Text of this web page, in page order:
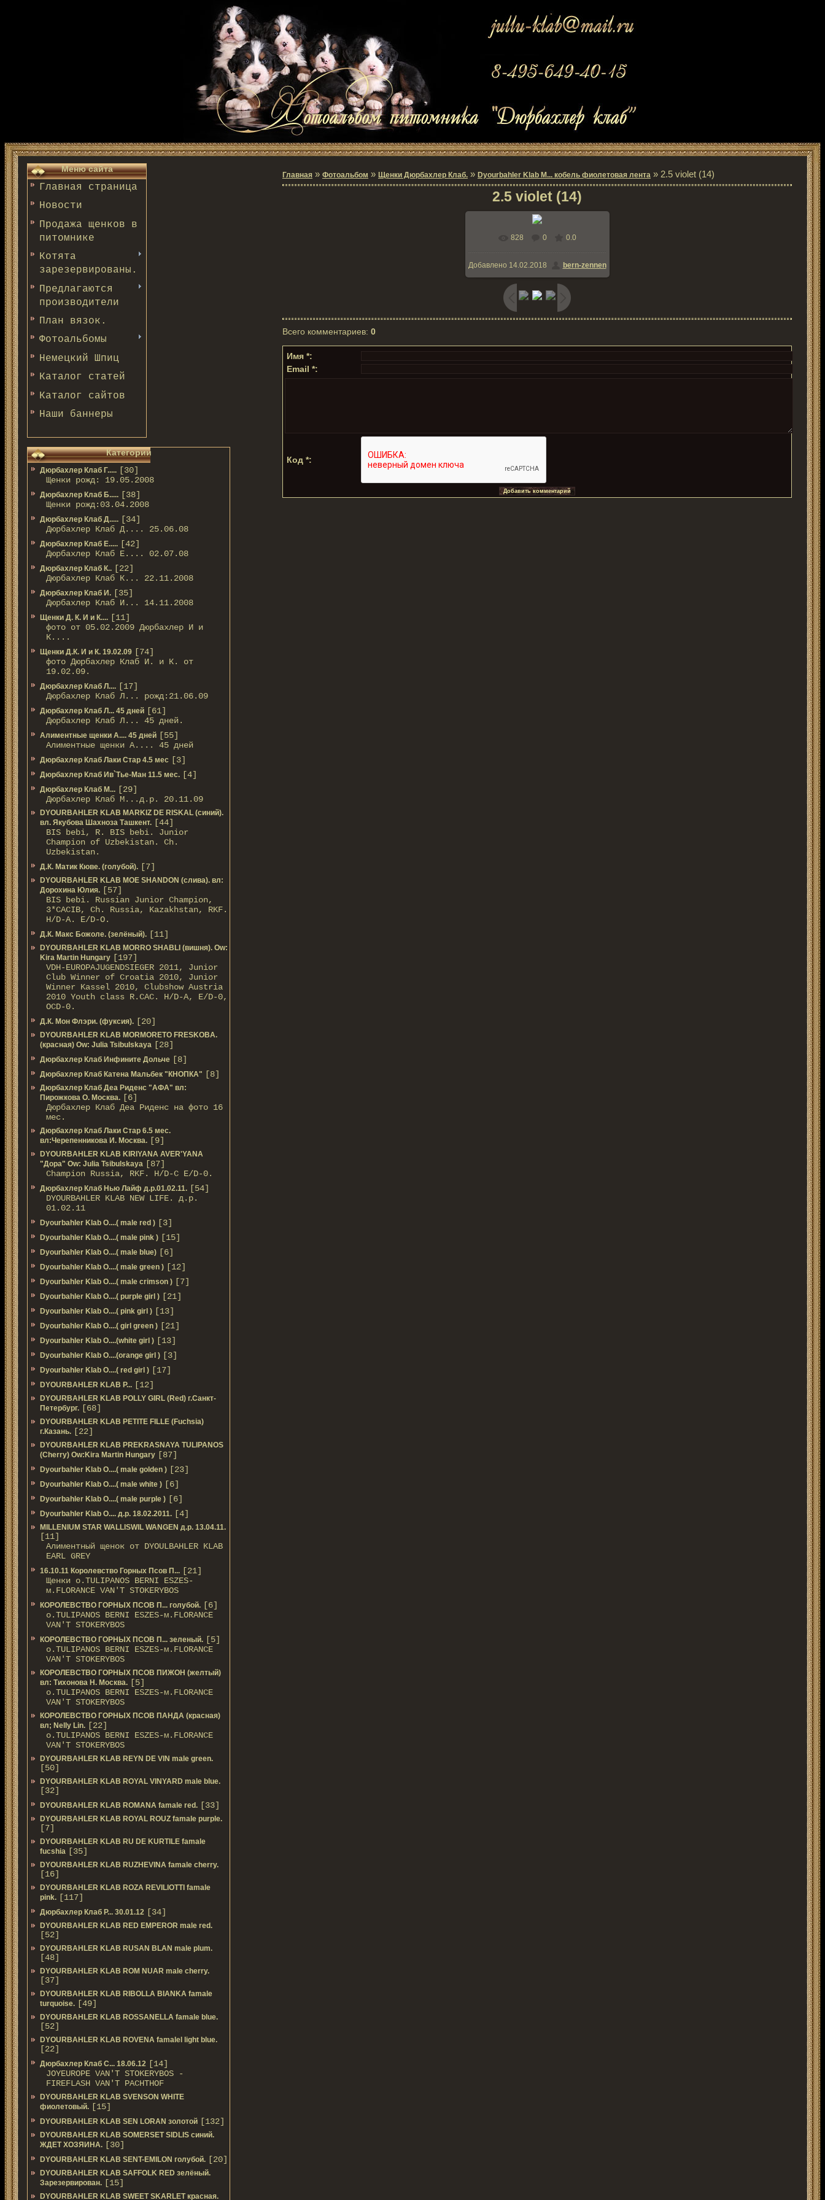
Меню сайта
Главная страница
Новости
Продажа щенков в
питомнике
Котята
зарезервированы.
Предлагаются
производители
План вязок.
Фотоальбомы
Немецкий Шпиц
Каталог статей
Каталог сайтов
Наши баннеры
Категории
Дюрбахлер Клаб Г..... [30]
Щенки рожд: 19.05.2008
Дюрбахлер Клаб Б..... [38]
Щенки рожд:03.04.2008
Дюрбахлер Клаб Д..... [34]
Дюрбахлер Клаб Д.... 25.06.08
Дюрбахлер Клаб Е..... [42]
Дюрбахлер Клаб Е.... 02.07.08
Дюрбахлер Клаб К.. [22]
Дюрбахлер Клаб К... 22.11.2008
Дюрбахлер Клаб И. [35]
Дюрбахлер Клаб И... 14.11.2008
Щенки Д. К. И и К.... [11]
фото от 05.02.2009 Дюрбахлер И и
К....
Щенки Д.К. И и К. 19.02.09 [74]
фото Дюрбахлер Клаб И. и К. от
19.02.09.
Дюрбахлер Клаб Л.... [17]
Дюрбахлер Клаб Л... рожд:21.06.09
Дюрбахлер Клаб Л... 45 дней [61]
Дюрбахлер Клаб Л... 45 дней.
Алиментные щенки А.... 45 дней [55]
Алиментные щенки А.... 45 дней
Дюрбахлер Клаб Лаки Стар 4.5 мес [3]
Дюрбахлер Клаб Ив`Тье-Ман 11.5 мес. [4]
Дюрбахлер Клаб М... [29]
Дюрбахлер Клаб М...д.р. 20.11.09
DYOURBAHLER KLAB MARKIZ DE RISKAL (синий).
вл. Якубова Шахноза Ташкент. [44]
BIS bebi, R. BIS bebi. Junior
Champion of Uzbekistan. Ch.
Uzbekistan.
Д.К. Матик Кюве. (голубой). [7]
DYOURBAHLER KLAB MOE SHANDON (слива). вл:
Дорохина Юлия. [57]
BIS bebi. Russian Junior Champion,
3*САСIB, Ch. Russia, Kazakhstan, RKF.
Н/D-A. E/D-O.
Д.К. Макс Божоле. (зелёный). [11]
DYOURBAHLER KLAB MORRO SHABLI (вишня). Ow:
Kira Martin Hungary [197]
VDH-EUROPAJUGENDSIEGER 2011, Junior
Club Winner of Croatia 2010, Junior
Winner Kassel 2010, Clubshow Austria
2010 Youth class R.CAC. Н/D-A, E/D-0,
OCD-0.
Д.К. Мон Флэри. (фуксия). [20]
DYOURBAHLER KLAB MORMORETO FRESKOBA.
(красная) Ow: Julia Tsibulskaya [28]
Дюрбахлер Клаб Инфините Дольче [8]
Дюрбахлер Клаб Катена Мальбек "КНОПКА" [8]
Дюрбахлер Клаб Деа Риденс "АФА" вл:
Пирожкова О. Москва. [6]
Дюрбахлер Клаб Деа Риденс на фото 16
мес.
Дюрбахлер Клаб Лаки Стар 6.5 мес.
вл:Черепенникова И. Москва. [9]
DYOURBAHLER KLAB KIRIYANA AVER'YANA
"Дора" Ow: Julia Tsibulskaya [87]
Champion Russia, RKF. H/D-С E/D-0.
Дюрбахлер Клаб Нью Лайф д.р.01.02.11. [54]
DYOURBAHLER KLAB NEW LIFE. д.р.
01.02.11
Dyourbahler Klab O....( male red ) [3]
Dyourbahler Klab O....( male pink ) [15]
Dyourbahler Klab O....( male blue) [6]
Dyourbahler Klab O....( male green ) [12]
Dyourbahler Klab O....( male crimson ) [7]
Dyourbahler Klab O....( purple girl ) [21]
Dyourbahler Klab O....( pink girl ) [13]
Dyourbahler Klab O....( girl green ) [21]
Dyourbahler Klab O....(white girl ) [13]
Dyourbahler Klab O....(orange girl ) [3]
Dyourbahler Klab O....( red girl ) [17]
DYOURBAHLER KLAB P... [12]
DYOURBAHLER KLAB POLLY GIRL (Red) г.Санкт-
Петербург. [68]
DYOURBAHLER KLAB PETITE FILLE (Fuchsia)
г.Казань. [22]
DYOURBAHLER KLAB PREKRASNAYA TULIPANOS
(Cherry) Ow:Kira Martin Hungary [87]
Dyourbahler Klab O....( male golden ) [23]
Dyourbahler Klab O....( male white ) [6]
Dyourbahler Klab O....( male purple ) [6]
Dyourbahler Klab O.... д.р. 18.02.2011. [4]
MILLENIUM STAR WALLISWIL WANGEN д.р. 13.04.11.
[11]
Алиментный щенок от DYOULBAHLER KLAB
EARL GREY
16.10.11 Королевство Горных Псов П... [21]
Щенки о.TULIPANOS BERNI ESZES-
м.FLORANCE VAN'T STOKERYBOS
КОРОЛЕВСТВО ГОРНЫХ ПСОВ П... голубой. [6]
о.TULIPANOS BERNI ESZES-м.FLORANCE
VAN'T STOKERYBOS
КОРОЛЕВСТВО ГОРНЫХ ПСОВ П... зеленый. [5]
о.TULIPANOS BERNI ESZES-м.FLORANCE
VAN'T STOKERYBOS
КОРОЛЕВСТВО ГОРНЫХ ПСОВ ПИЖОН (желтый)
вл: Тихонова Н. Москва. [5]
о.TULIPANOS BERNI ESZES-м.FLORANCE
VAN'T STOKERYBOS
КОРОЛЕВСТВО ГОРНЫХ ПСОВ ПАНДА (красная)
вл; Nelly Lin. [22]
о.TULIPANOS BERNI ESZES-м.FLORANCE
VAN'T STOKERYBOS
DYOURBAHLER KLAB REYN DE VIN male green.
[50]
DYOURBAHLER KLAB ROYAL VINYARD male blue.
[32]
DYOURBAHLER KLAB ROMANA famale red. [33]
DYOURBAHLER KLAB ROYAL ROUZ famale purple.
[7]
DYOURBAHLER KLAB RU DE KURTILE famale
fucshia [35]
DYOURBAHLER KLAB RUZHEVINA famale cherry.
[16]
DYOURBAHLER KLAB ROZA REVILIOTTI famale
pink. [117]
Дюрбахлер Клаб Р... 30.01.12 [34]
DYOURBAHLER KLAB RED EMPEROR male red.
[52]
DYOURBAHLER KLAB RUSAN BLAN male plum.
[48]
DYOURBAHLER KLAB ROM NUAR male cherry.
[37]
DYOURBAHLER KLAB RIBOLLA BIANKA famale
turquoise. [49]
DYOURBAHLER KLAB ROSSANELLA famale blue.
[52]
DYOURBAHLER KLAB ROVENA famalel light blue.
[22]
Дюрбахлер Клаб C... 18.06.12 [14]
JOYEUROPE VAN'T STOKERYBOS -
FIREFLASH VAN'T PACHTHOF
DYOURBAHLER KLAB SVENSON WHITE
фиолетовый. [15]
DYOURBAHLER KLAB SEN LORAN золотой [132]
DYOURBAHLER KLAB SOMERSET SIDLIS синий.
ЖДЕТ ХОЗЯИНА. [30]
DYOURBAHLER KLAB SENT-EMILON голубой. [20]
DYOURBAHLER KLAB SAFFOLK RED зелёный.
Зарезервирован. [15]
DYOURBAHLER KLAB SWEET SKARLET красная.
Главная » Фотоальбом » Щенки Дюрбахлер Клаб. » Dyourbahler Klab M... кобель фиолетовая лента » 2.5 violet (14)
2.5 violet (14)
В реальном размере 700x464
136.1Kb
828 0 0.0
Добавлено 14.02.2018 bern-zennen
Всего комментариев: 0
Имя *:
Email *:
Код *: